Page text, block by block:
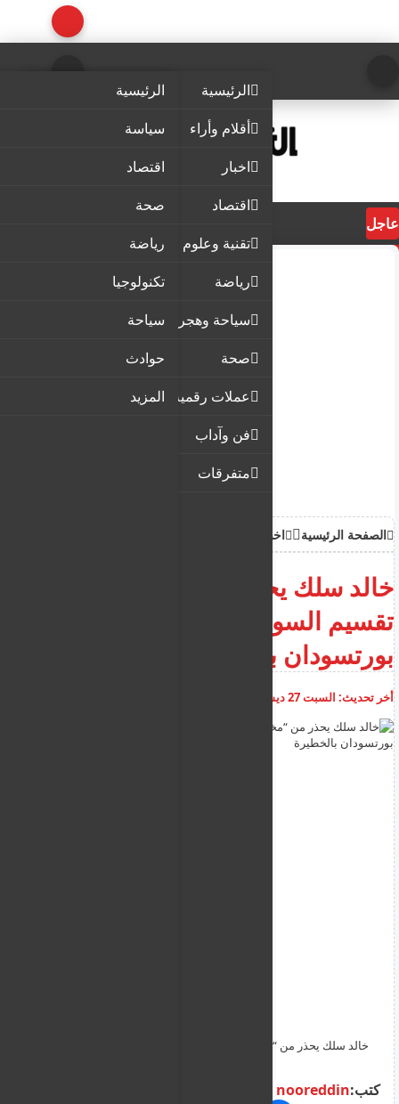
الرئيسية
أقلام وأراء
اخبار
اقتصاد
تقنية وعلوم
رياضة
سياحة وهجرة
صحة
عملات رقمية
فن وآداب
متفرقات
الرئيسية
سياسة
اقتصاد
صحة
رياضة
تكنولوجيا
سياحة
حوادث
المزيد
عاجل
الصفحة الرئيسية اخبار
خالد سلك يحذر من “مخطط
تقسيم السودان” ويصف تحركات
بورتسودان بالخطيرة
أخر تحديث: السبت 27 ديسمبر 2025
خالد سلك يحذر من “مخطط تقسيم السودان” ويصف تحركات
كتب:nooreddin